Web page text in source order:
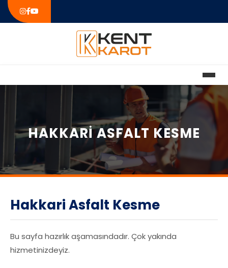
HAKKARI ASFALT KESME
Hakkari Asfalt Kesme
Bu sayfa hazırlık aşamasındadır. Çok yakında
hizmetinizdeyiz.